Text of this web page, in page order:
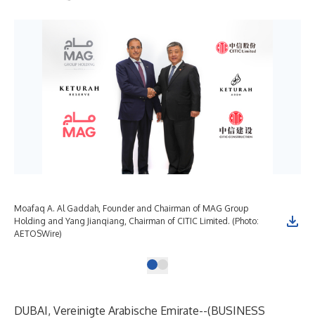
Moafaq A. Al Gaddah, Founder and Chairman of MAG Group
Holding and Yang Jianqiang, Chairman of CITIC Limited. (Photo:
AETOSWire)
DUBAI, Vereinigte Arabische Emirate--(BUSINESS